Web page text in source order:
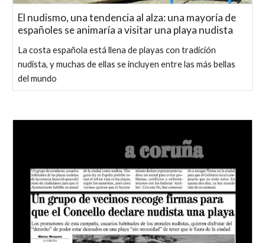
El nudismo, una tendencia al alza: una mayoría de
españoles se animaría a visitar una playa nudista
La costa española está llena de playas con tradición
nudista, y muchas de ellas se incluyen entre las más bellas
del mundo